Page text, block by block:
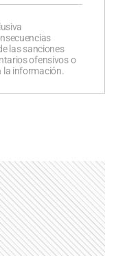
las sanciones
ofensivos o
la información.